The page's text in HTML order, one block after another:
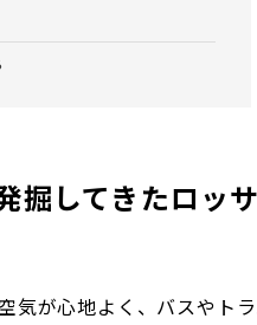
掘してきたロッ
気が心地よく、バスやト